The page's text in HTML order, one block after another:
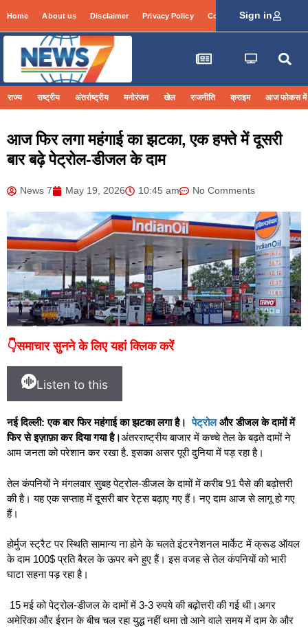
Home About us Disclaimer Privacy Policy Contact Info Login
Sign in
राज्य राष्ट्रीय अंतर्राष्ट्रीय मनोरंजन खेल राजनीति क्राइम आज फोकस में
आज फिर लगा महंगाई का झटका, एक हफ्ते में दूसरी
बार बढ़े पेट्रोल-डीजल के दाम
News 7 May 19, 2026 10:45 am No Comments
👇समाचार सुनने के लिए यहां क्लिक करें
Listen to this
नई दिल्ली: एक बार फिर महंगाई का झटका लगा है।पेट्रोलऔर डीजल के दामों में
फिर से इज़ाफ़ा कर दिया गया है।अंतरराष्ट्रीय बाजार में कच्चे तेल के बढ़ते दामों ने
आम जनता को परेशान कर रखा है. इसका असर पूरी दुनिया में पड़ रहा है।
तेल कंपनियों ने मंगलवार सुबह पेट्रोल-डीजल के दामों में करीब 91 पैसे की बढ़ोत्तरी
की है। यह एक सप्ताह में दूसरी बार रेट्स बढ़ाए गए हैं। नए दाम आज से लागू हो गए
हैं।
होर्मुज स्ट्रैट पर स्थिति सामान्य ना होने के चलते इंटरनेशनल मार्केट में क्रूड ऑयल
के दाम 100$ प्रति बैरल के ऊपर बने हुए हैं। इस वजह से तेल कंपनियों को भारी
घाटा सहना पड़ रहा है।
15 मई को पेट्रोल-डीजल के दामों में 3-3 रुपये की बढ़ोत्तरी की गई थी।अगर
अमेरिका और ईरान के बीच चल रहा युद्ध नहीं थमा तो आने वाले समय में दाम के और